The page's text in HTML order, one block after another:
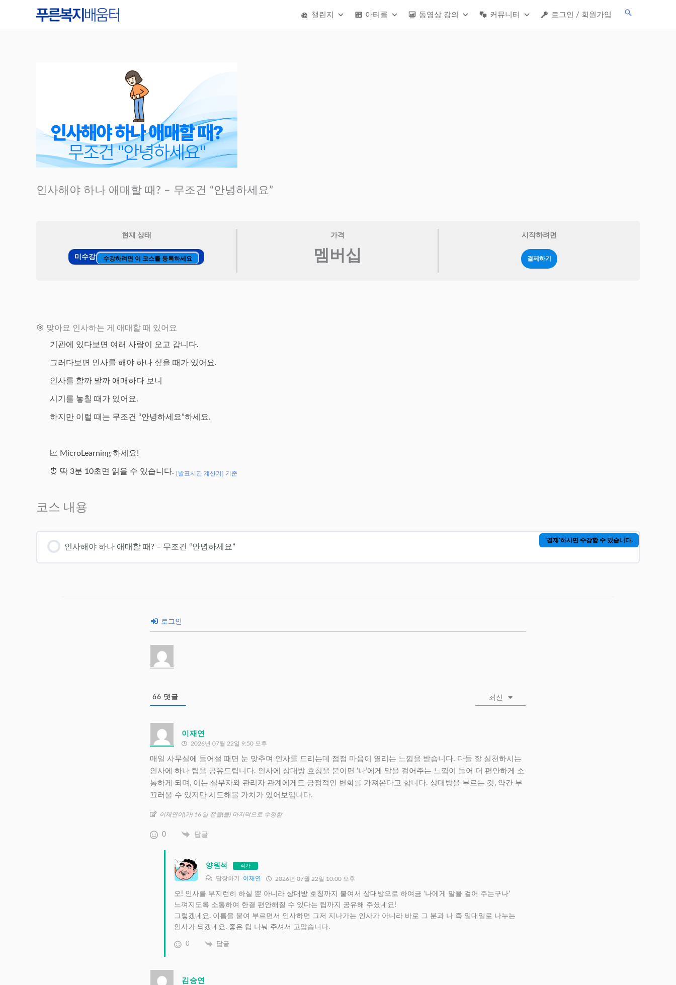
챌린지 아티클 동영상 강의 커뮤니티 로그인 / 회원가입
검
인사해야 하나 애매할 때? – 무조건 “안녕하세요”
현재 상태
미수강 수강하려면 이 코스를 등록하세요
가격
멤버십
시작하려면
결제하기
🎯 맞아요 인사하는 게 애매할 때 있어요
기관에 있다보면 여러 사람이 오고 갑니다.
그러다보면 인사를 해야 하나 싶을 때가 있어요.
인사를 할까 말까 애매하다 보니
시기를 놓칠 때가 있어요.
하지만 이럴 때는 무조건 “안녕하세요”하세요.
📈 MicroLearning 하세요!
⏰ 딱 3분 10초면 읽을 수 있습니다. [발표시간 계산기] 기준
코스 내용
인사해야 하나 애매할 때? – 무조건 “안녕하세요”
'결제'하시면 수강할 수 있습니다.
로그인
66 댓글 최신
이재연
2026년 07월 22일 9:50 오후
매일 사무실에 들어설 때면 눈 맞추며 인사를 드리는데 점점 마음이 열리는 느낌을 받습니다. 다들 잘 실천하시는
인사에 하나 팁을 공유드립니다. 인사에 상대방 호칭을 붙이면 ‘나’에게 말을 걸어주는 느낌이 들어 더 편안하게 소
통하게 되며, 이는 실무자와 관리자 관계에게도 긍정적인 변화를 가져온다고 합니다. 상대방을 부르는 것, 약간 부
끄러울 수 있지만 시도해볼 가치가 있어보입니다.
이재연이(가) 16 일 전을(를) 마지막으로 수정함
0 답글
양원석 작가
답장하기 이재연 2026년 07월 22일 10:00 오후
오! 인사를 부지런히 하실 뿐 아니라 상대방 호칭까지 붙여서 상대방으로 하여금 ‘나에게 말을 걸어 주는구나’
느껴지도록 소통하여 한결 편안해질 수 있다는 팁까지 공유해 주셨네요!
그렇겠네요. 이름을 붙여 부르면서 인사하면 그저 지나가는 인사가 아니라 바로 그 분과 나 즉 일대일로 나누는
인사가 되겠네요. 좋은 팁 나눠 주셔서 고맙습니다.
0 답글
김승연